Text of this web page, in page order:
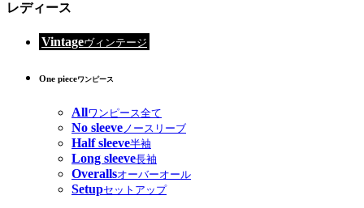
レディース
Vintageヴィンテージ
One pieceワンピース
Allワンピース全て
No sleeve ノースリーブ
Half sleeve半袖
Long sleeve長袖
Overallsオーバーオール
Setupセットアップ